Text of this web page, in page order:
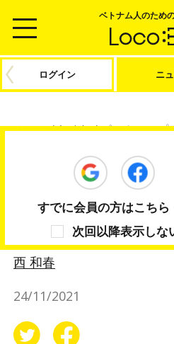
ベトナム人のため
ログイン ニ
ホーム/Article/ピックアップ
ムの慣習】ベトナムでは誕生
ニュース
【知っておきたいベ
ナムでは誕生日をど
西 和春
24/11/2021
次回以降表示しな
すでに会員の方はこちら